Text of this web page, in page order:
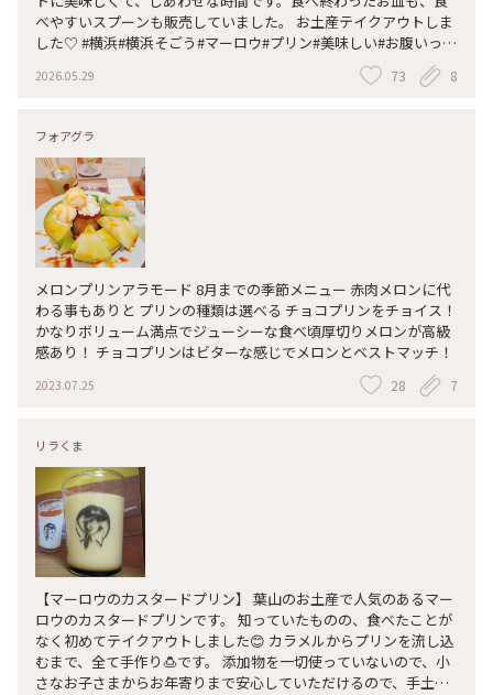
べやすいスプーンも販売していました。 お土産テイクアウトしま
した♡ #横浜#横浜そごう#マーロウ#プリン#美味しい#お腹いっぱ
2026.05.29 73 8
フォアグラ
メロンプリンアラモード 8月までの季節メニュー 赤肉メロンに代
わる事もありと プリンの種類は選べる チョコプリンをチョイス！
かなりボリューム満点でジューシーな食べ頃厚切りメロンが高級
感あり！ チョコプリンはビターな感じでメロンとベストマッチ！
2023.07.25 28 7
リラくま
【マーロウのカスタードプリン】 葉山のお土産で人気のあるマー
ロウのカスタードプリンです。 知っていたものの、食べたことが
なく初めてテイクアウトしました😊 カラメルからプリンを流し込
むまで、全て手作り🍮です。 添加物を一切使っていないので、小
さなお子さまからお年寄りまで安心していただけるので、手土産